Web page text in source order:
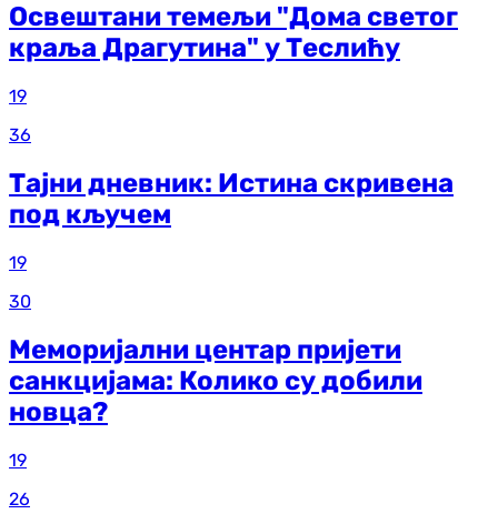
Освештани темељи "Дома светог
краља Драгутина" у Теслићу
19
36
Тајни дневник: Истина скривена
под кључем
19
30
Меморијални центар пријети
санкцијама: Колико су добили
новца?
19
26